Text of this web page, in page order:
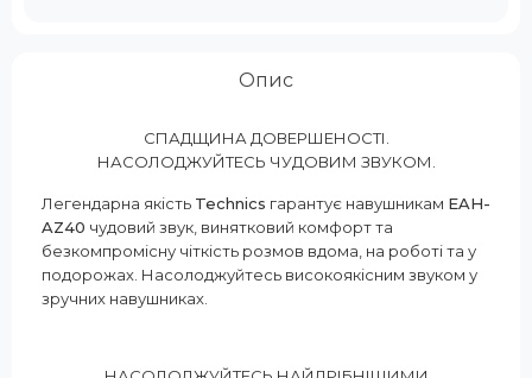
Опис
СПАДЩИНА ДОВЕРШЕНОСТІ.
НАСОЛОДЖУЙТЕСЬ ЧУДОВИМ ЗВУКОМ.
Легендарна якість Technics гарантує навушникам EAH-
AZ40 чудовий звук, винятковий комфорт та
безкомпромісну чіткість розмов вдома, на роботі та у
подорожах. Насолоджуйтесь високоякісним звуком у
зручних навушниках.